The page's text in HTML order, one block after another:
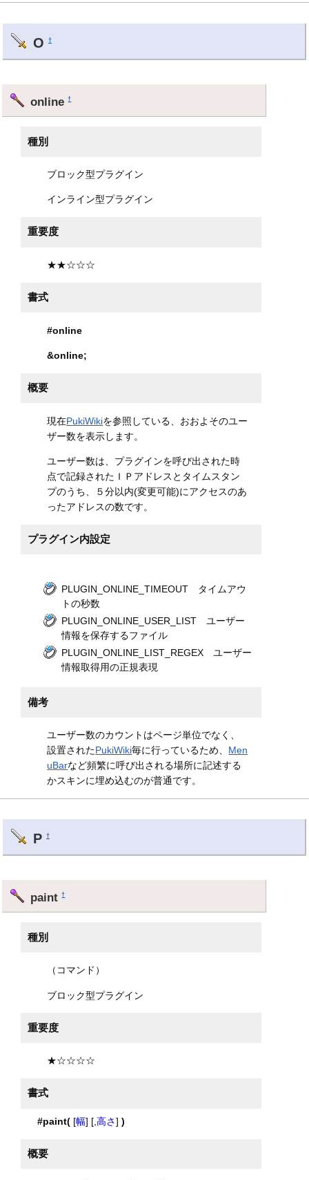
O †
online†
種別
ブロック型プラグイン
インライン型プラグイン
重要度
★★☆☆☆
書式
#online
&online;
概要
現在PukiWikiを参照している、おおよそのユー
ザー数を表示します。
ユーザー数は、プラグインを呼び出された時
点で記録されたＩＰアドレスとタイムスタン
プのうち、５分以内(変更可能)にアクセスのあ
ったアドレスの数です。
プラグイン内設定
PLUGIN_ONLINE_TIMEOUT タイムアウ
トの秒数
PLUGIN_ONLINE_USER_LIST ユーザー
情報を保存するファイル
PLUGIN_ONLINE_LIST_REGEX ユーザー
情報取得用の正規表現
備考
ユーザー数のカウントはページ単位でなく、
設置されたPukiWiki毎に行っているため、 Men
uBarなど頻繁に呼び出される場所に記述する
かスキンに埋め込むのが普通です。
P †
paint†
種別
（コマンド）
ブロック型プラグイン
重要度
★☆☆☆☆
書式
#paint([幅] [, 高さ] )
概要